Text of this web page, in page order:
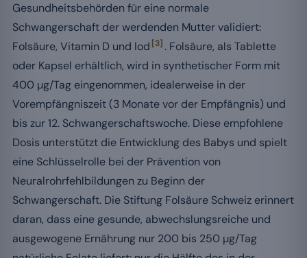
Gesundheitsbehörden für eine normale
Schwangerschaft der werdenden Mutter validiert:
Folsäure, Vitamin D und Iod [3] . Folsäure, als Tablette
oder Kapsel erhältlich, wird in synthetischer Form mit
400 µg/Tag eingenommen, idealerweise in der
Vorempfängniszeit (3 Monate vor der Empfängnis) und
bis zur 12. Schwangerschaftswoche. Diese empfohlene
Dosis unterstützt die Entwicklung des Babys und spielt
eine Schlüsselrolle bei der Prävention von
Neuralrohrfehlbildungen zu Beginn der
Schwangerschaft. Die Stiftung Folsäure Schweiz erinnert
daran, dass eine gesunde, abwechslungsreiche und
ausgewogene Ernährung nur 200 bis 250 µg/Tag